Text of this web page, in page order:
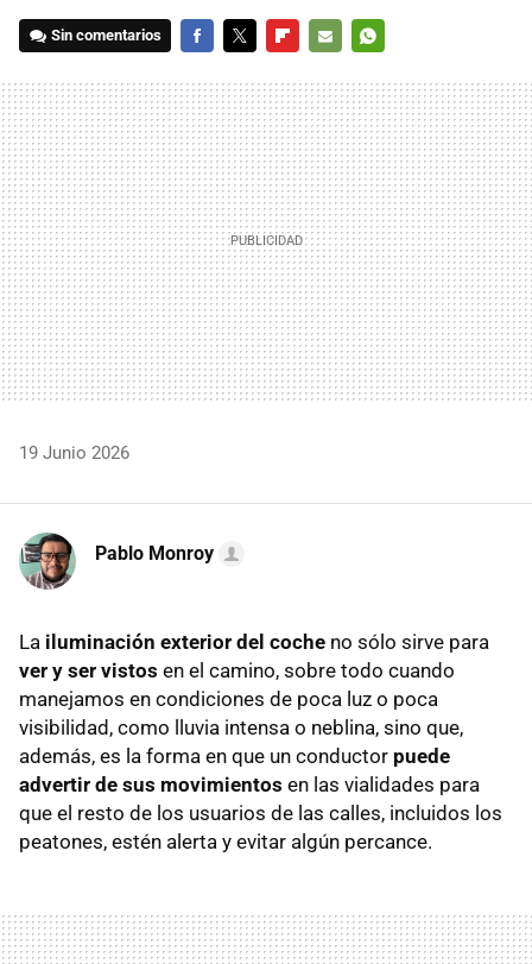
Sin comentarios
MAIL
19 Junio 2026
Pablo Monroy
La iluminación exterior del coche no sólo sirve para
ver y ser vistos en el camino, sobre todo cuando
manejamos en condiciones de poca luz o poca
visibilidad, como lluvia intensa o neblina, sino que,
además, es la forma en que un conductor puede
advertir de sus movimientos en las vialidades para
que el resto de los usuarios de las calles, incluidos los
peatones, estén alerta y evitar algún percance.